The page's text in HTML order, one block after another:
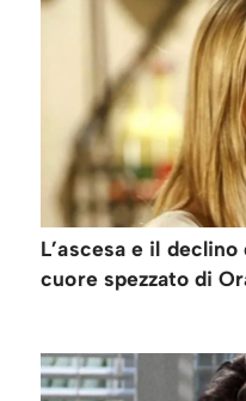
L’ascesa e il
cuore spezzato di